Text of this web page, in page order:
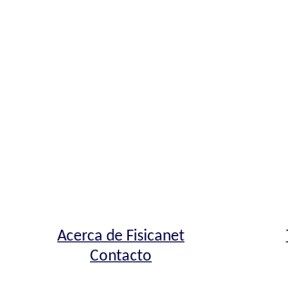
Acerca de Fisicanet
Contacto